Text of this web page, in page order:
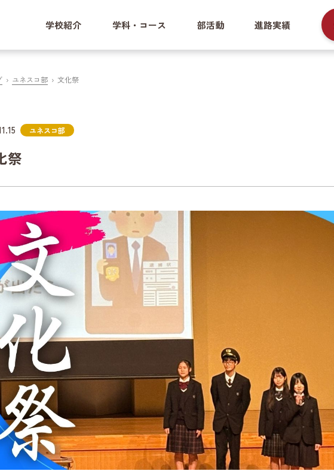
学校紹介 学科・コース 部活動 進路実績
ユネスコ部 文化祭
ユネスコ部
祭